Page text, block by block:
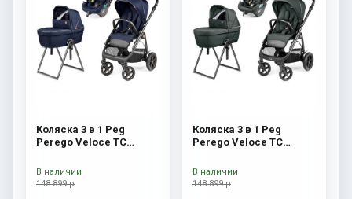
Коляска 3 в 1 Peg
Perego Veloce TC
Shine New
148 899 р
В наличии
Коляска 3 в 1 Peg
Perego Veloce TC
New
148 899 р
В наличии